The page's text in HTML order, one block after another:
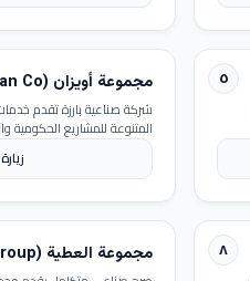
٥ مجموعة أويزان (Awezan Co)
شركة صناعية بارزة تقدم خدمات
المتنوعة للمشاريع الحكومية
٨ مجموعة العطية (Al-Ateia Group)